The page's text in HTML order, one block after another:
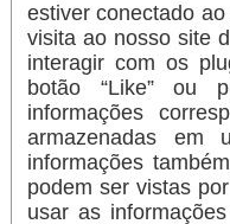
estiver conectado
visita ao nosso site
interagir com os
botão “Like” ou
informações
armazenadas em
informações
podem ser vistas
usar as